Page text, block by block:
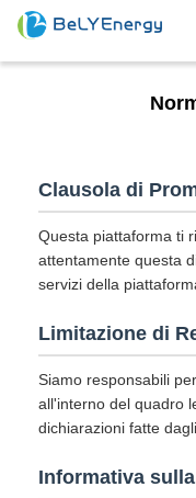
Clausola di
Questa piattaforma ti
attentamente questa
servizi della
Limitazione di
Siamo responsabili
all'interno del quadro
dichiarazioni fatte
Informativa